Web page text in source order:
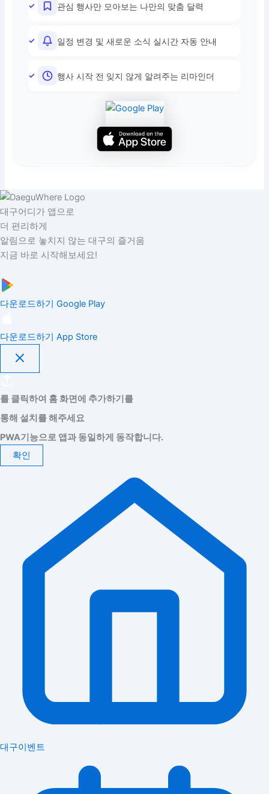
관심 행사만 모아보는 나만의 맞춤 달력
일정 변경 및 새로운 소식 실시간 자동 안내
행사 시작 전 잊지 않게 알려주는 리마인더
대구어디가 앱으로
더 편리하게
알림으로 놓치지 않는 대구의 즐거움
지금 바로 시작해보세요!
다운로드하기 Google Play
다운로드하기 App Store
를 클릭하여 홈 화면에 추가하기를
통해 설치를 해주세요
PWA기능으로 앱과 동일하게 동작합니다.
확인
대구이벤트